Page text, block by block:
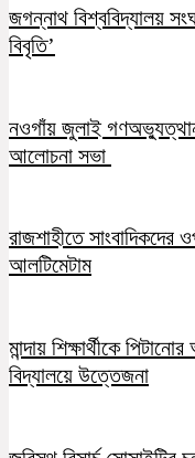
জগন্নাথ বিশ্ববিদ্যালয়
বিবৃতি’
নওগাঁয় জুলাই
আলোচনা সভা
রাজশাহীতে সাংবাদিকদের
আলটিমেটাম
মান্দায় শিক্ষার্থীকে
বিদ্যালয়ে উত্তেজনা